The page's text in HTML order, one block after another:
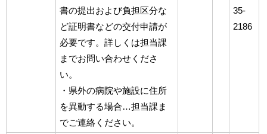
書の提出および負担区分な
ど証明書などの交付申請が
必要です。詳しくは担当課
までお問い合わせくださ
い。
・県外の病院や施設に住所
を異動する場合…担当課ま
でご連絡ください。
35-
2186